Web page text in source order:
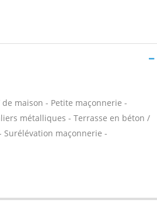
maison - Petite maçonnerie -
métalliques - Terrasse en béton /
Surélévation maçonnerie -